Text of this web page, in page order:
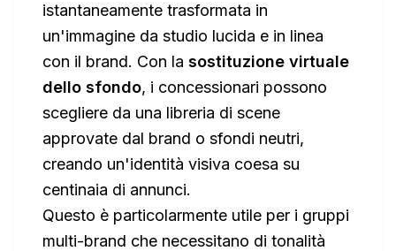
istantaneamente trasformata in
un'immagine da studio lucida e in linea
con il brand. Con la sostituzione virtuale
dello sfondo, i concessionari possono
scegliere da una libreria di scene
approvate dal brand o sfondi neutri,
creando un'identità visiva coesa su
centinaia di annunci.
Questo è particolarmente utile per i gruppi
multi-brand che necessitano di tonalità